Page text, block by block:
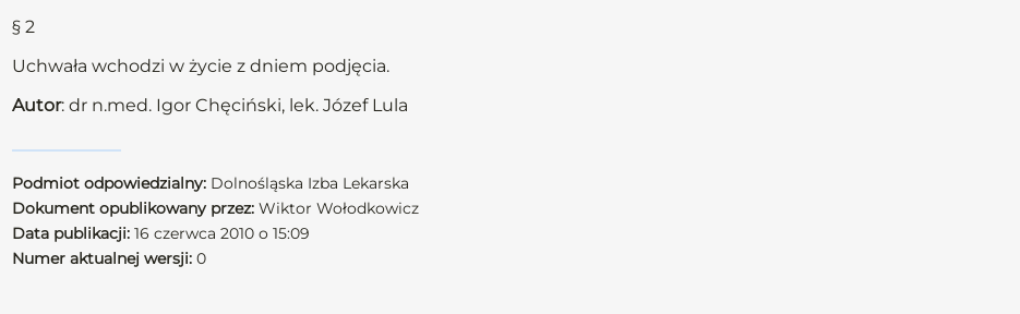
§ 2
Uchwała wchodzi w życie z dniem podjęcia.
Autor: dr n.med. Igor Chęciński, lek. Józef Lula
Podmiot odpowiedzialny: Dolnośląska Izba Lekarska
Dokument opublikowany przez: Wiktor Wołodkowicz
Data publikacji: 16 czerwca 2010 o 15:09
Numer aktualnej wersji: 0